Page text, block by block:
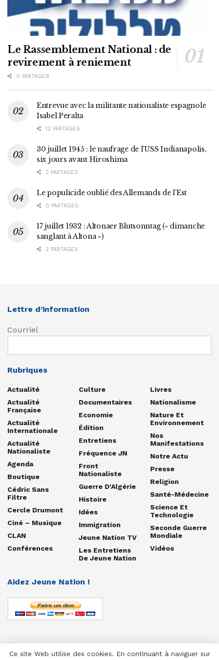
Le Rassemblement National : de
revirement à reniement
0 PARTAGES
Entrevue avec la militante nationaliste espagnole
Isabel Peralta
12 PARTAGES
30 juillet 1945 : le naufrage de l’USS Indianapolis,
six jours avant Hiroshima
2 PARTAGES
Le populicide oublié des Allemands de l’Est
0 PARTAGES
17 juillet 1932 : Altonaer Blutsonntag (« dimanche
sanglant à Altona »)
2 PARTAGES
Lettre d’information
Courriel
Rubriques
Actualité
Actualité
Française
Actualité
Internationale
Actualité
Nationaliste
Agenda
Boutique
Cédric Sans
Filtre
Cercle Drumont
Ciné – Musique
CLAN
Conférences
Culture
Documentaires
Economie
Édition
Entretiens
Fréquence JN
Front
Nationaliste
Guerre D'Algérie
Histoire
Idées
Immigration
Jeune Nation TV
Les Entretiens
De Jeune Nation
Livres
Nationalisme
Nature Et
Environnement
Nos
Manifestations
Notre Actu
Presse
Religion
Santé-Médecine
Science Et
Technologie
Seconde Guerre
Mondiale
Vidéos
Aidez Jeune Nation !
Ce site Web utilise des cookies. En continuant à naviguer sur